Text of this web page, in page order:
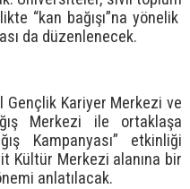
“kan bağışı”na yönelik
da düzenlenecek.
Gençlik Kariyer Merkezi ve
Merkezi ile ortaklaşa
Kampanyası” etkinliği
Kültür Merkezi alanına bir
anlatılacak.